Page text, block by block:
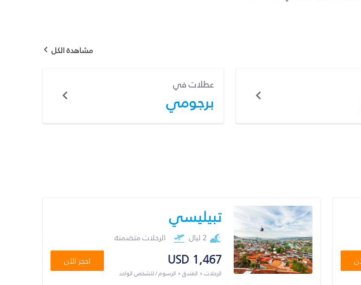
مشاهدة الكل
عطلات في
برجومي
تبيليسي
2 ليال الرحلات متضمنة
USD 1,467
الرحلات + الفندق + الرسوم / للشخص الواحد
احجز الآن